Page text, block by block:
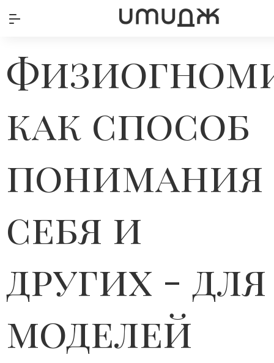
как способ
понимания
себя и
других - для
моделей